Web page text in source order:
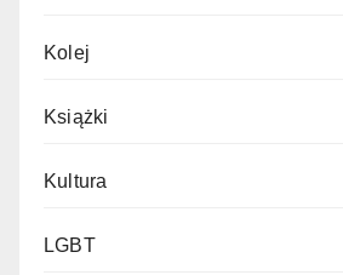
Kolej
Książki
Kultura
LGBT